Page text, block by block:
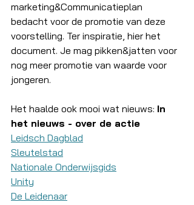
marketing&Communicatieplan
bedacht voor de promotie van deze
voorstelling. Ter inspiratie, hier het
document. Je mag pikken&jatten voor
nog meer promotie van waarde voor
jongeren.
Het haalde ook mooi wat nieuws: In
het nieuws - over de actie
Leidsch Dagblad
Sleutelstad
Nationale Onderwijsgids
Unity
De Leidenaar